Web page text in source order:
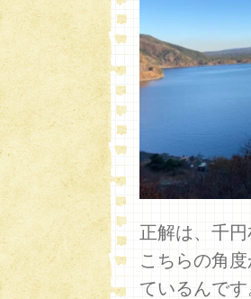
正解は、千
こちらの角
ているんです